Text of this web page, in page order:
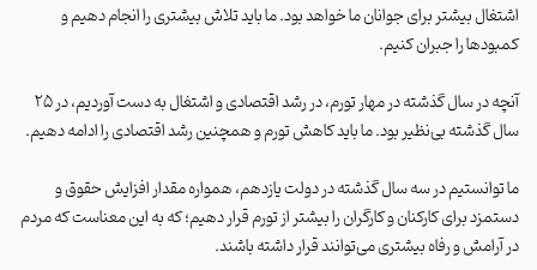
اشتغال بیشتر برای جوانان ما خواهد بود. ما باید تلاش بیشتری را انجام دهیم و
کمبودها را جبران کنیم.
آنچه در سال گذشته در مهار تورم، در رشد اقتصادی و اشتغال به دست آوردیم، در 25
سال گذشته بی‌نظیر بود. ما باید کاهش تورم و همچنین رشد اقتصادی را ادامه دهیم.
ما توانستیم در سه سال گذشته در دولت یازدهم، همواره مقدار افزایش حقوق و
دستمزد برای کارکنان و کارگران را بیشتر از تورم قرار دهیم؛ که به این معناست که مردم
در آرامش و رفاه بیشتری می‌توانند قرار داشته باشند.